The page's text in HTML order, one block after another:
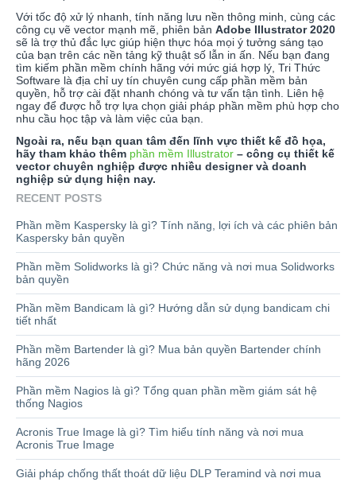
Với tốc độ xử lý nhanh, tính năng lưu nền thông minh, cùng các
công cụ vẽ vector mạnh mẽ, phiên bản Adobe Illustrator 2020
sẽ là trợ thủ đắc lực giúp hiện thực hóa mọi ý tưởng sáng tạo
của bạn trên các nền tảng kỹ thuật số lẫn in ấn. Nếu bạn đang
tìm kiếm phần mềm chính hãng với mức giá hợp lý, Tri Thức
Software là địa chỉ uy tín chuyên cung cấp phần mềm bản
quyền, hỗ trợ cài đặt nhanh chóng và tư vấn tận tình. Liên hệ
ngay để được hỗ trợ lựa chọn giải pháp phần mềm phù hợp cho
nhu cầu học tập và làm việc của bạn.
Ngoài ra, nếu bạn quan tâm đến lĩnh vực thiết kế đồ họa,
hãy tham khảo thêm phần mềm Illustrator – công cụ thiết kế
vector chuyên nghiệp được nhiều designer và doanh
nghiệp sử dụng hiện nay.
RECENT POSTS
Phần mềm Kaspersky là gì? Tính năng, lợi ích và các phiên bản
Kaspersky bản quyền
Phần mềm Solidworks là gì? Chức năng và nơi mua Solidworks
bản quyền
Phần mềm Bandicam là gì? Hướng dẫn sử dụng bandicam chi
tiết nhất
Phần mềm Bartender là gì? Mua bản quyền Bartender chính
hãng 2026
Phần mềm Nagios là gì? Tổng quan phần mềm giám sát hệ
thống Nagios
Acronis True Image là gì? Tìm hiểu tính năng và nơi mua
Acronis True Image
Giải pháp chống thất thoát dữ liệu DLP Teramind và nơi mua